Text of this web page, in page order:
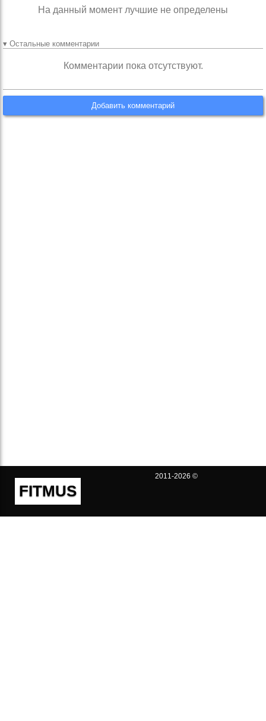
На данный момент лучшие не определены
▾ Остальные комментарии
Комментарии пока отсутствуют.
Добавить комментарий
FITMUS
2011-2026 ©